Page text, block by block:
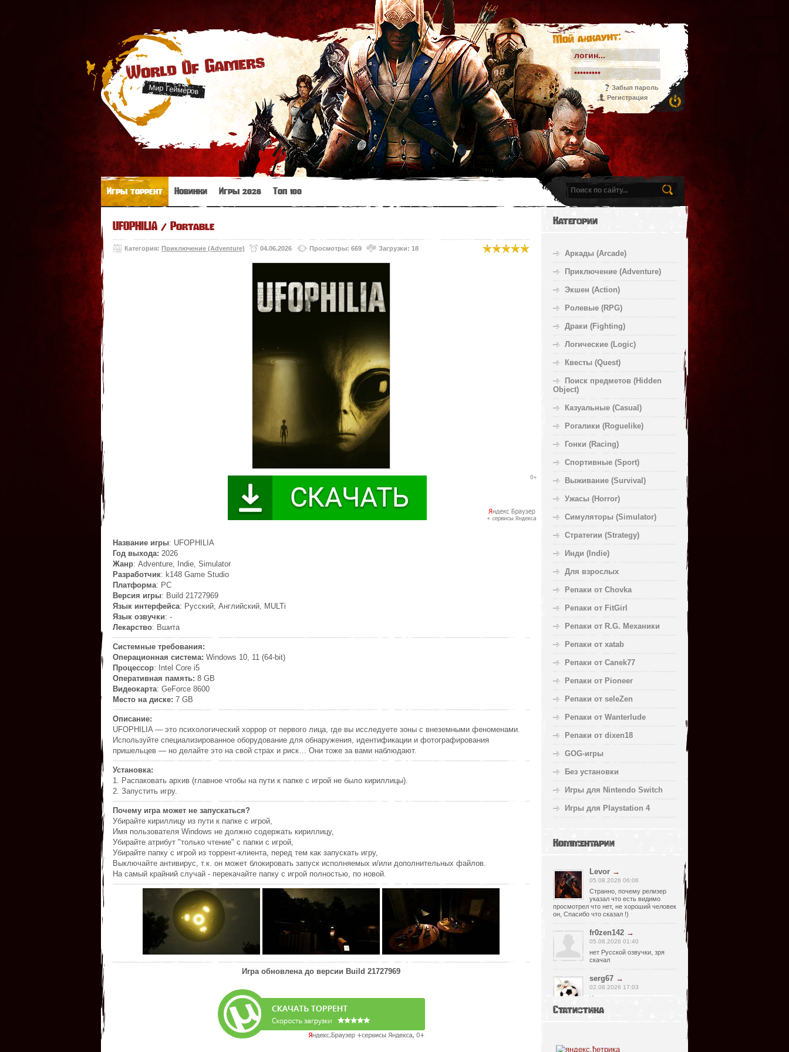
World Of Gamers
Мир Геймеров
Мой аккаунт:
Забыл пароль
Регистрация
Игры торрент Новинки Игры 2026 Топ 100
UFOPHILIA / Portable
Категория: Приключение (Adventure) 04.06.2026 Просмотры: 669 Загрузки: 18
Название игры: UFOPHILIA
Год выхода: 2026
Жанр: Adventure, Indie, Simulator
Разработчик: k148 Game Studio
Платформа: PC
Версия игры: Build 21727969
Язык интерфейса: Русский, Английский, MULTi
Язык озвучки: -
Лекарство: Вшита
Системные требования:
Операционная система: Windows 10, 11 (64-bit)
Процессор: Intel Core i5
Оперативная память: 8 GB
Видеокарта: GeForce 8600
Место на диске: 7 GB
Описание:
UFOPHILIA — это психологический хоррор от первого лица, где вы исследуете зоны с внеземными феноменами.
Используйте специализированное оборудование для обнаружения, идентификации и фотографирования
пришельцев — но делайте это на свой страх и риск… Они тоже за вами наблюдают.
Установка:
1. Распаковать архив (главное чтобы на пути к папке с игрой не было кириллицы).
2. Запустить игру.
Почему игра может не запускаться?
Убирайте кириллицу из пути к папке с игрой,
Имя пользователя Windows не должно содержать кириллицу,
Убирайте атрибут "только чтение" с папки с игрой,
Убирайте папку с игрой из торрент-клиента, перед тем как запускать игру,
Выключайте антивирус, т.к. он может блокировать запуск исполняемых и/или дополнительных файлов.
На самый крайний случай - перекачайте папку с игрой полностью, по новой.
Игра обновлена до версии Build 21727969
Категории
Аркады (Arcade)
Приключение (Adventure)
Экшен (Action)
Ролевые (RPG)
Драки (Fighting)
Логические (Logic)
Квесты (Quest)
Поиск предметов (Hidden
Object)
Казуальные (Casual)
Рогалики (Roguelike)
Гонки (Racing)
Спортивные (Sport)
Выживание (Survival)
Ужасы (Horror)
Симуляторы (Simulator)
Стратегии (Strategy)
Инди (Indie)
Для взрослых
Репаки от Chovka
Репаки от FitGirl
Репаки от R.G. Механики
Репаки от xatab
Репаки от Canek77
Репаки от Pioneer
Репаки от seleZen
Репаки от Wanterlude
Репаки от dixen18
GOG-игры
Без установки
Игры для Nintendo Switch
Игры для Playstation 4
Комментарии
Levor →
05.08.2026 06:06
Странно, почему релизер
указал что есть видимо
просмотрел что нет, не хороший человек
он, Спасибо что сказал !)
fr0zen142 →
05.08.2026 01:40
нет Русской озвучки, зря
скачал
serg67 →
02.08.2026 17:03
Игра интересная,а снизил
уменьшения экрана,играешь только на
Статистика